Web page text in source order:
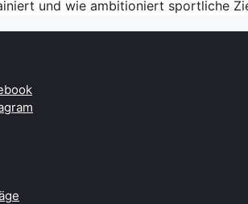
und wie ambitioniert sportliche